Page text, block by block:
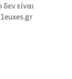
είναι